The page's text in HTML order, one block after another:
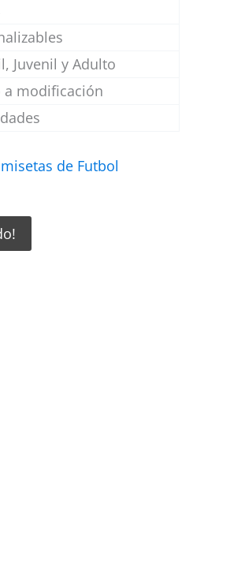
Juvenil y Adulto
a modificación
de Futbol